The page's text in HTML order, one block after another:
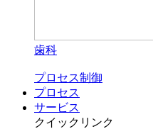
歯科
プロセス制御
プロセス
サービス
クイックリンク